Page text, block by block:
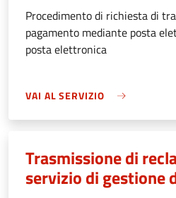
Procedimento di richiesta di
pagamento mediante posta
posta elettronica
VAI AL SERVIZIO
Trasmissione di
servizio di gestione